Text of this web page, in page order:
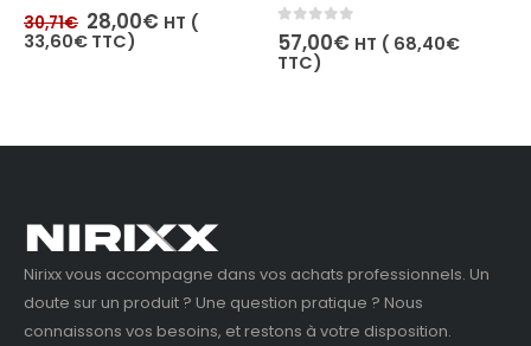
out of 5
30,71€ Le
prix
initial
28,00€Le
prix
HT (
33,60€ TTC) 0out of 5
57,00€ HT ( 68,40€
TTC)
Nirixx vous accompagne dans vos achats professionnels. Un
doute sur un produit ? Une question pratique ? Nous
connaissons vos besoins, et restons à votre disposition.